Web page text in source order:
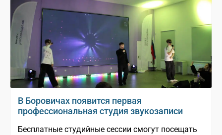
В Боровичах появится первая
профессиональная студия звукозаписи
Бесплатные студийные сессии смогут посещать